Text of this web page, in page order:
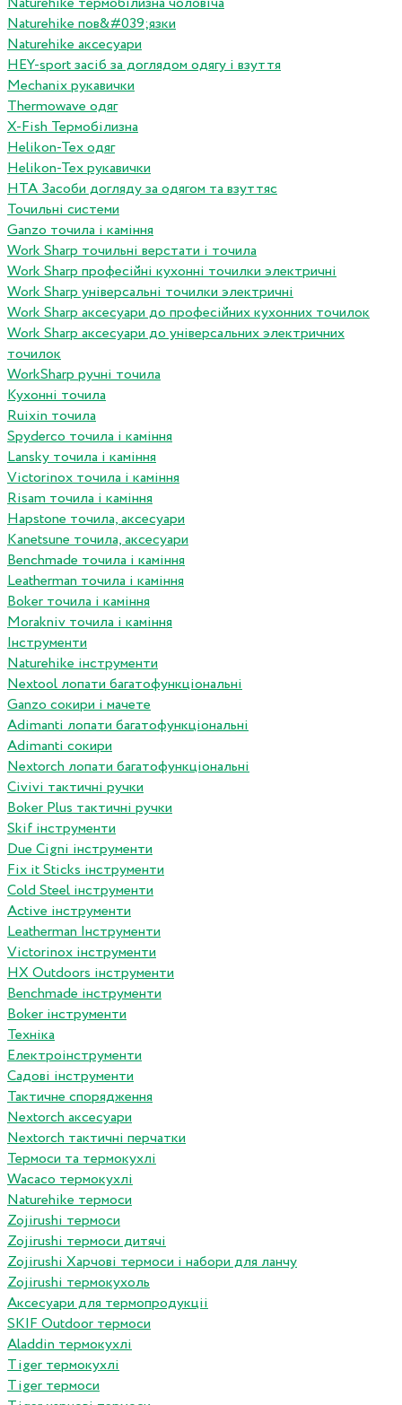
Naturehike пов&#039;язки
Naturehike аксесуари
HEY-sport засіб за доглядом одягу і взуття
Mechanix рукавички
Thermowave одяг
X-Fish Термобілизна
Helikon-Tex одяг
Helikon-Tex рукавички
HTA Засоби догляду за одягом та взуттяс
Точильні системи
Ganzo точила і каміння
Work Sharp точильні верстати і точила
Work Sharp професiйнi кухоннi точилки электричнi
Work Sharp унiверсальнi точилки электричнi
Work Sharp аксесуари до професiйних кухонних точилок
Work Sharp аксесуари до унiверсальних электричних
точилок
WorkSharp ручні точила
Кухонні точила
Ruixin точила
Spyderco точила і каміння
Lansky точила і каміння
Victorinox точила і каміння
Risam точила і каміння
Hapstone точила, аксесуари
Kanetsune точила, аксесуари
Benchmade точила і каміння
Leatherman точила і каміння
Boker точила і каміння
Morakniv точила і каміння
Інструменти
Naturehike інструменти
Nextool лопати багатофункціональні
Ganzo сокири і мачете
Adimanti лопати багатофункціональні
Adimanti сокири
Nextorch лопати багатофункціональні
Сivivi тактичні ручки
Boker Plus тактичні ручки
Skif інструменти
Due Cigni інструменти
Fix it Sticks інструменти
Сold Steel інструменти
Active інструменти
Leatherman Інструменти
Victorinox інструменти
HX Outdoors інструменти
Benchmade інструменти
Boker інструменти
Техніка
Електроінструменти
Садові інструменти
Тактичне спорядження
Nextorch аксесуари
Nextorch тактичні перчатки
Термоси та термокухлі
Wacaco термокухлі
Naturehike термоси
Zojirushi термоси
Zojirushi термоси дитячі
Zojirushi Харчові термоси і набори для ланчу
Zojirushi термокухоль
Аксесуари для термопродукціі
SKIF Outdoor термоси
Aladdin термокухлі
Tiger термокухлі
Tiger термоси